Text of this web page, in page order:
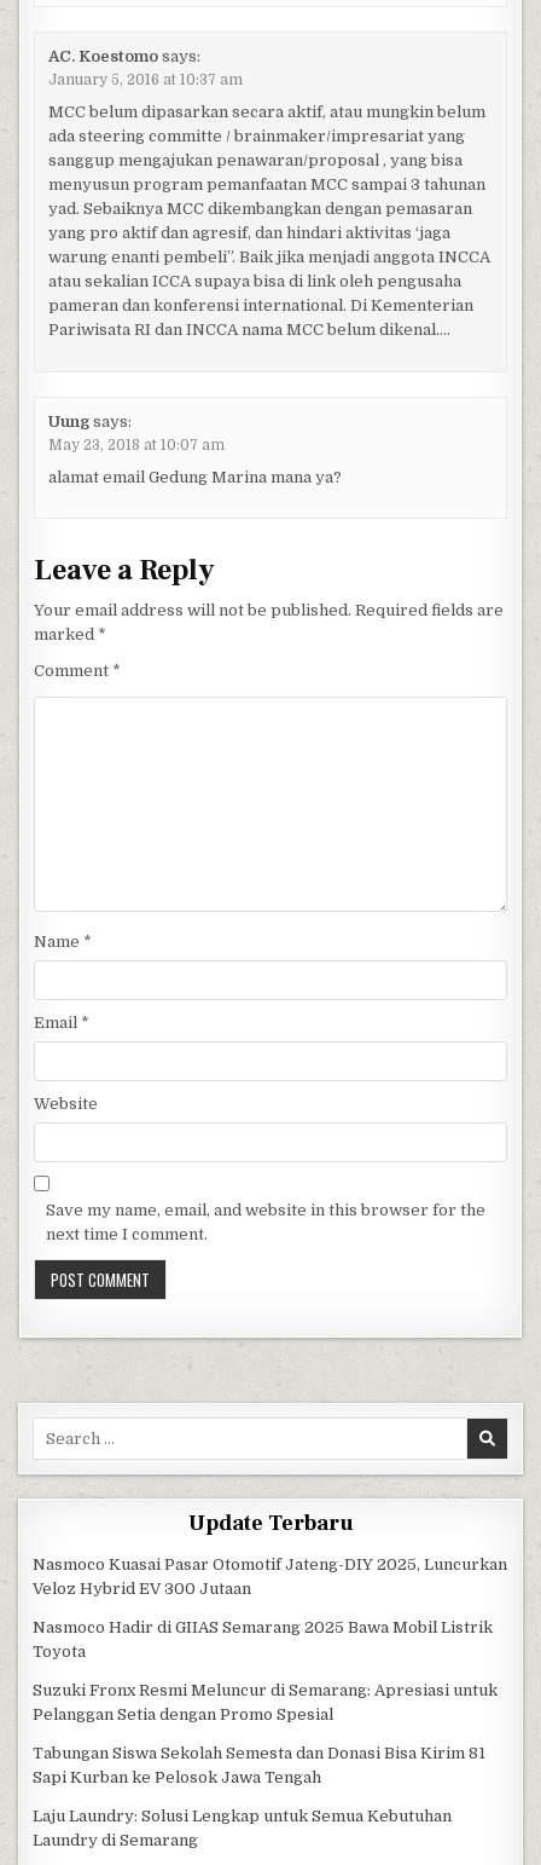
AC. Koestomo says:
January 5, 2016 at 10:37 am
MCC belum dipasarkan secara aktif, atau mungkin belum
ada steering committe / brainmaker/impresariat yang
sanggup mengajukan penawaran/proposal , yang bisa
menyusun program pemanfaatan MCC sampai 3 tahunan
yad. Sebaiknya MCC dikembangkan dengan pemasaran
yang pro aktif dan agresif, dan hindari aktivitas ‘jaga
warung enanti pembeli”. Baik jika menjadi anggota INCCA
atau sekalian ICCA supaya bisa di link oleh pengusaha
pameran dan konferensi international. Di Kementerian
Pariwisata RI dan INCCA nama MCC belum dikenal….
Uung says:
May 23, 2018 at 10:07 am
alamat email Gedung Marina mana ya?
Leave a Reply
Your email address will not be published. Required fields are
marked *
Comment *
Name *
Email *
Website
Save my name, email, and website in this browser for the
next time I comment.
Update Terbaru
Nasmoco Kuasai Pasar Otomotif Jateng-DIY 2025, Luncurkan
Veloz Hybrid EV 300 Jutaan
Nasmoco Hadir di GIIAS Semarang 2025 Bawa Mobil Listrik
Toyota
Suzuki Fronx Resmi Meluncur di Semarang: Apresiasi untuk
Pelanggan Setia dengan Promo Spesial
Tabungan Siswa Sekolah Semesta dan Donasi Bisa Kirim 81
Sapi Kurban ke Pelosok Jawa Tengah
Laju Laundry: Solusi Lengkap untuk Semua Kebutuhan
Laundry di Semarang